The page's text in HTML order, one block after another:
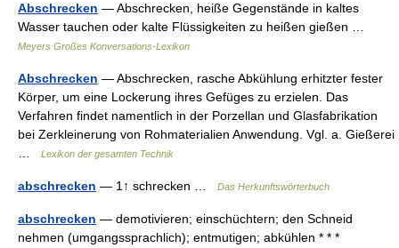
Abschrecken — Abschrecken, heiße Gegenstände in kaltes
Wasser tauchen oder kalte Flüssigkeiten zu heißen gießen …
Meyers Großes Konversations-Lexikon
Abschrecken — Abschrecken, rasche Abkühlung erhitzter fester
Körper, um eine Lockerung ihres Gefüges zu erzielen. Das
Verfahren findet namentlich in der Porzellan und Glasfabrikation
bei Zerkleinerung von Rohmaterialien Anwendung. Vgl. a. Gießerei
Lexikon der gesamten Technik
abschrecken — 1↑ schrecken … Das Herkunftswörterbuch
abschrecken — demotivieren; einschüchtern; den Schneid
nehmen (umgangssprachlich); entmutigen; abkühlen * * *